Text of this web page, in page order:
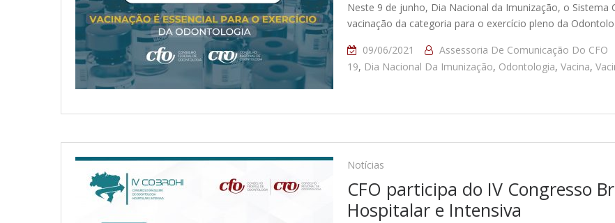
Neste 9 de junho, Dia Nacional da Imunização, o
vacinação da categoria para o exercício pleno da
09/06/2021
Assessoria De Comunicação Do CFO
19, Dia Nacional Da Imunização, Odontologia, Vacina,
Notícias
CFO participa do IV Congresso
Hospitalar e Intensiva